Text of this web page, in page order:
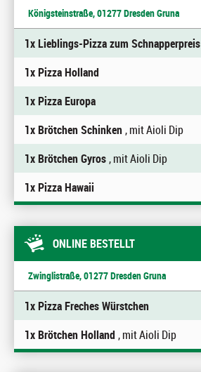
Königsteinstraße, 01277 Dresden Gruna
1x Lieblings-Pizza zum Schnapperpreis
1x Pizza Holland
1x Pizza Europa
1x Brötchen Schinken, mit Aioli Dip
1x Brötchen Gyros, mit Aioli Dip
1x Pizza Hawaii
ONLINE BESTELLT
Zwinglistraße, 01277 Dresden Gruna
1x Pizza Freches Würstchen
1x Brötchen Holland , mit Aioli Dip